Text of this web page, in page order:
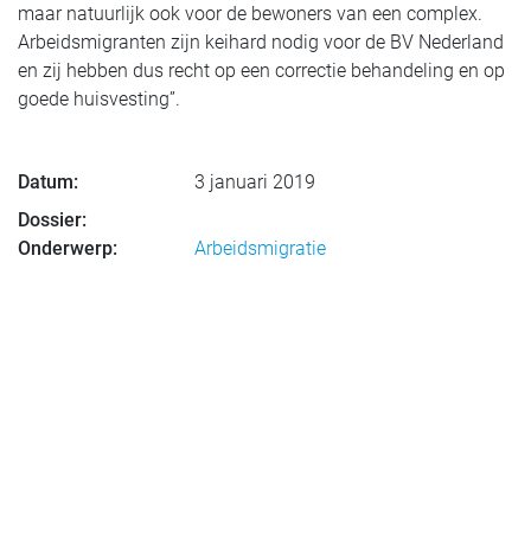
maar natuurlijk ook voor de bewoners van een complex.
Arbeidsmigranten zijn keihard nodig voor de BV Nederland
en zij hebben dus recht op een correctie behandeling en op
goede huisvesting”.
Datum:
3 januari 2019
Dossier:
Onderwerp:
Arbeidsmigratie